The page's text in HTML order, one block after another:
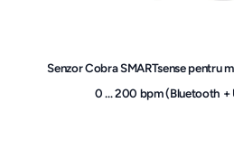
Senzor Cobra SMARTsense pentru
0 ... 200 bpm (Bluetooth +